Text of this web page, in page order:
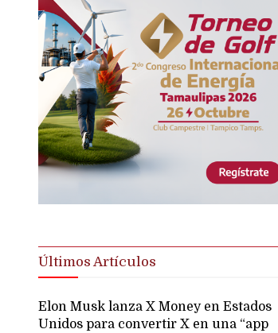
Últimos Artículos
Elon Musk lanza X Money en Estados
Unidos para convertir X en una “app